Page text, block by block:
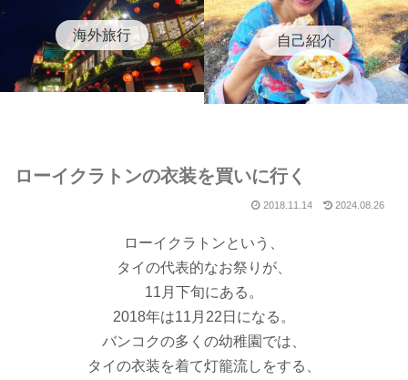
海外旅行 自己紹介
ローイクラトンの衣装を買いに行く
2018.11.14 2024.08.26
ローイクラトンという、
タイの代表的なお祭りが、
11月下旬にある。
2018年は11月22日になる。
バンコクの多くの幼稚園では、
タイの衣装を着て灯籠流しをする、